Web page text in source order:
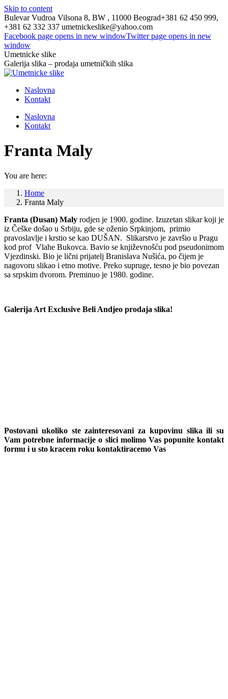
Skip to content
Bulevar Vudroa Vilsona 8, BW , 11000 Beograd+381 62 450 999,
+381 62 332 337 umetnickeslike@yahoo.com
Facebook page opens in new windowTwitter page opens in new
window
Umetnicke slike
Galerija slika – prodaja umetničkih slika
Naslovna
Kontakt
Naslovna
Kontakt
Franta Maly
You are here:
Home
Franta Maly
Franta (Dusan) Maly rodjen je 1900. godine. Izuzetan slikar koji je
iz Češke došao u Srbiju, gde se oženio Srpkinjom, primio
pravoslavlje i krstio se kao DUŠAN. Slikarstvo je završio u Pragu
kod prof Vlahe Bukovca. Bavio se književnošću pod pseudonimom
Vjezdinski. Bio je lični prijatelj Branislava Nušića, po čijem je
nagovoru slikao i etno motive. Preko supruge, tesno je bio povezan
sa srpskim dvorom. Preminuo je 1980. godine.
Galerija Art Exclusive Beli Andjeo prodaja slika!
Postovani ukoliko ste zainteresovani za kupovinu slika ili su
Vam potrebne informacije o slici molimo Vas popunite kontakt
formu i u sto kracem roku kontaktiracemo Vas